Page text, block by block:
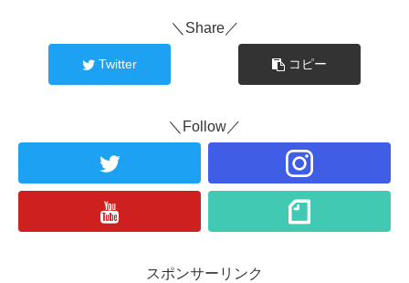
＼Share／
Twitter コピー
＼Follow／
スポンサーリンク